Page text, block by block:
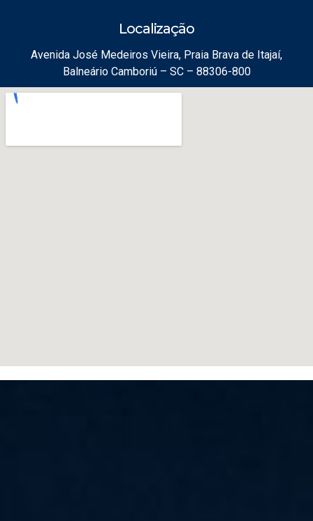
Localização
Avenida José Medeiros Vieira, Praia Brava de Itajaí,
Balneário Camboriú – SC – 88306-800